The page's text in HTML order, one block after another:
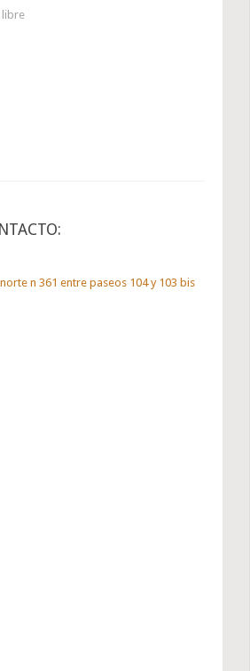
libre
n 361 entre paseos 104 y 103 bis